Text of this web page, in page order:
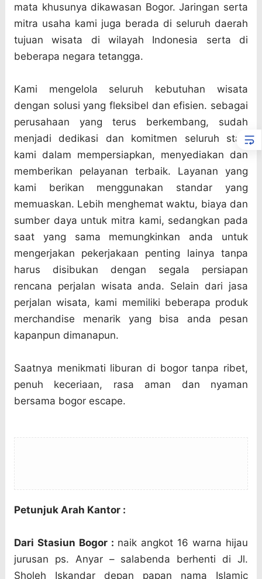
mata khusunya dikawasan Bogor. Jaringan serta
mitra usaha kami juga berada di seluruh daerah
tujuan wisata di wilayah Indonesia serta di
beberapa negara tetangga.
Kami mengelola seluruh kebutuhan wisata
dengan solusi yang fleksibel dan efisien. sebagai
perusahaan yang terus berkembang, sudah
menjadi dedikasi dan komitmen seluruh staff
kami dalam mempersiapkan, menyediakan dan
memberikan pelayanan terbaik. Layanan yang
kami berikan menggunakan standar yang
memuaskan. Lebih menghemat waktu, biaya dan
sumber daya untuk mitra kami, sedangkan pada
saat yang sama memungkinkan anda untuk
mengerjakan pekerjakaan penting lainya tanpa
harus disibukan dengan segala persiapan
rencana perjalan wisata anda. Selain dari jasa
perjalan wisata, kami memiliki beberapa produk
merchandise menarik yang bisa anda pesan
kapanpun dimanapun.
Saatnya menikmati liburan di bogor tanpa ribet,
penuh keceriaan, rasa aman dan nyaman
bersama bogor escape.
Petunjuk Arah Kantor :
Dari Stasiun Bogor : naik angkot 16 warna hijau
jurusan ps. Anyar – salabenda berhenti di Jl.
Sholeh Iskandar depan papan nama Islamic